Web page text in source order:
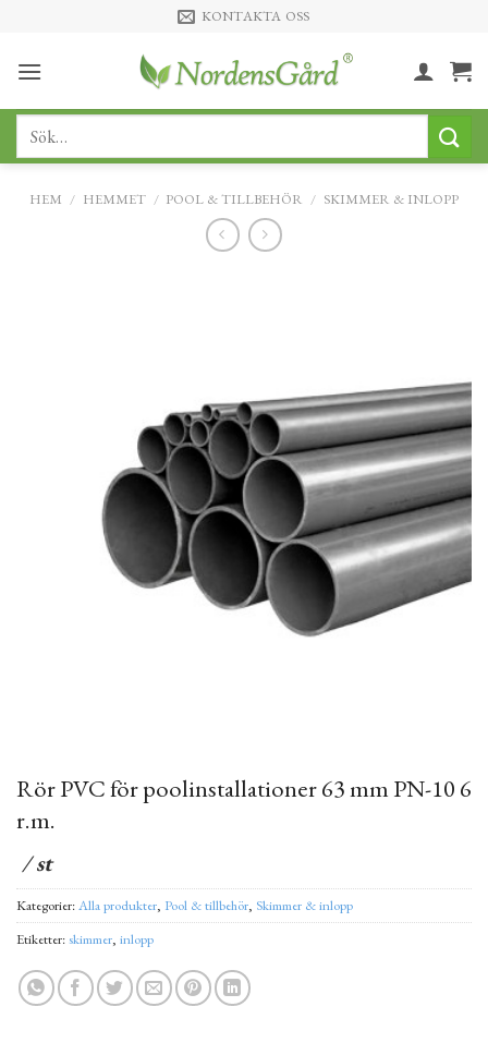
content
KONTAKTA OSS
Sök
HEM / HEMMET / POOL & TILLBEHÖR / SKIMMER & INLOPP
Rör PVC för poolinstallationer 63 mm PN-10 6
r.m.
/ st
Kategorier:Alla produkter, Pool & tillbehör, Skimmer & inlopp
Etiketter:skimmer, inlopp